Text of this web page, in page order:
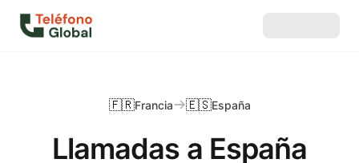
Llamadas a España
🇫🇷Francia 🇪🇸España